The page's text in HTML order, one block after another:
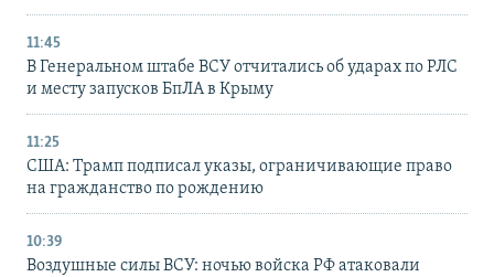
11:45
В Генеральном штабе ВСУ отчитались об ударах по РЛС
и месту запусков БпЛА в Крыму
11:25
США: Трамп подписал указы, ограничивающие право
на гражданство по рождению
10:39
Воздушные силы ВСУ: ночью войска РФ атаковали